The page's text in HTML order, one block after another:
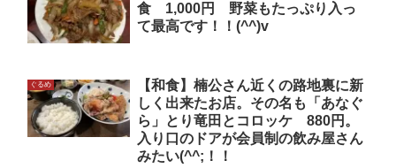
食 1,000円 野菜もたっぷり入っ
て最高です！！(^^)v
ぐるめ
【和食】楠公さん近くの路地裏に新
しく出来たお店。その名も「あなぐ
ら」とり竜田とコロッケ 880円。
入り口のドアが会員制の飲み屋さん
みたい(^^;！！